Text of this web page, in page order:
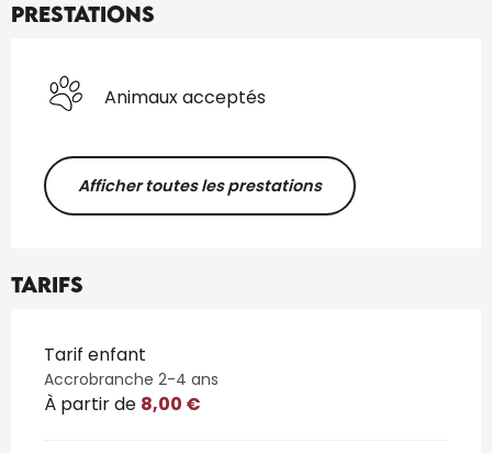
Prestations
Animaux acceptés
Afficher toutes les prestations
Tarifs
Tarifs 2026
Tarif enfant
Accrobranche 2-4 ans
À partir de 8,00 €